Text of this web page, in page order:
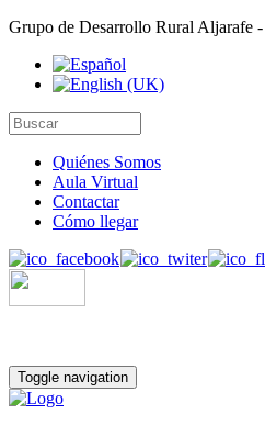
Grupo de Desarrollo Rural Aljarafe
Quiénes Somos
Aula Virtual
Contactar
Cómo llegar
Toggle navigation